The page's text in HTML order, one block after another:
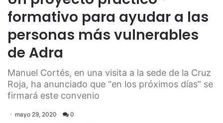
formativo para ayudar a las
personas más vulnerables
de Adra
Manuel Cortés, en una visita a la sede de la Cruz
Roja, ha anunciado que “en los próximos días” se
firmará este convenio
mayo 29, 2020 0